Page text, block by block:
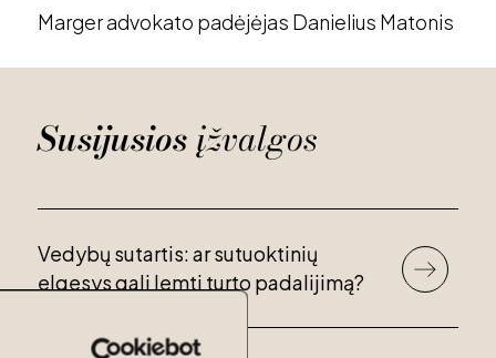
Marger advokato padėjėjas Danielius Matonis
Susijusiosįžvalgos
Vedybų sutartis: ar sutuoktinių
elgesys gali lemti turto padalijimą?